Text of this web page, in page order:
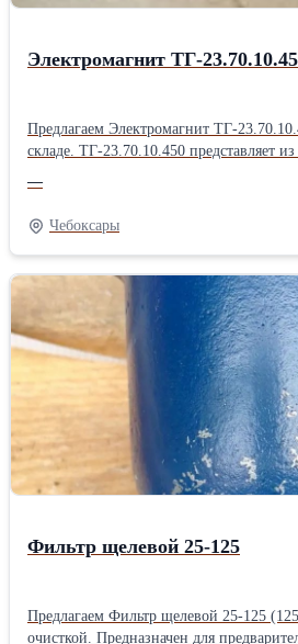
Электромагнит ТГ-
Предлагаем Электромагнит ТГ-
складе. ТГ-23.70.10.450 представляет из себя электромагнит
электромагнитных механизмах.
из г. Чебоксары
—
Чебоксары
Фильтр щелевой 25-125
Предлагаем Фильтр щелевой 25-125
очисткой. Предназначен для